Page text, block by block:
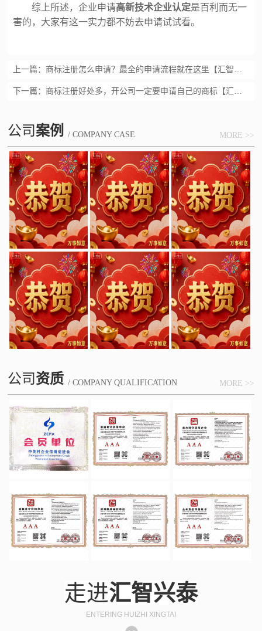
综上所述，企业申请高新技术企业认定是百利而无一
害的，大家有这一实力都不妨去申请试试看。
上一篇： 商标注册怎么申请？最全的申请流程就在这里【汇智兴泰】
下一篇： 商标注册好处多，开公司一定要申请自己的商标【汇智兴泰】
公司案例 / COMPANY CASE MORE >>
公司 资质 / COMPANY QUALIFICATION MORE >>
走进汇智兴泰
ENTERING HUIZHI XINGTAI